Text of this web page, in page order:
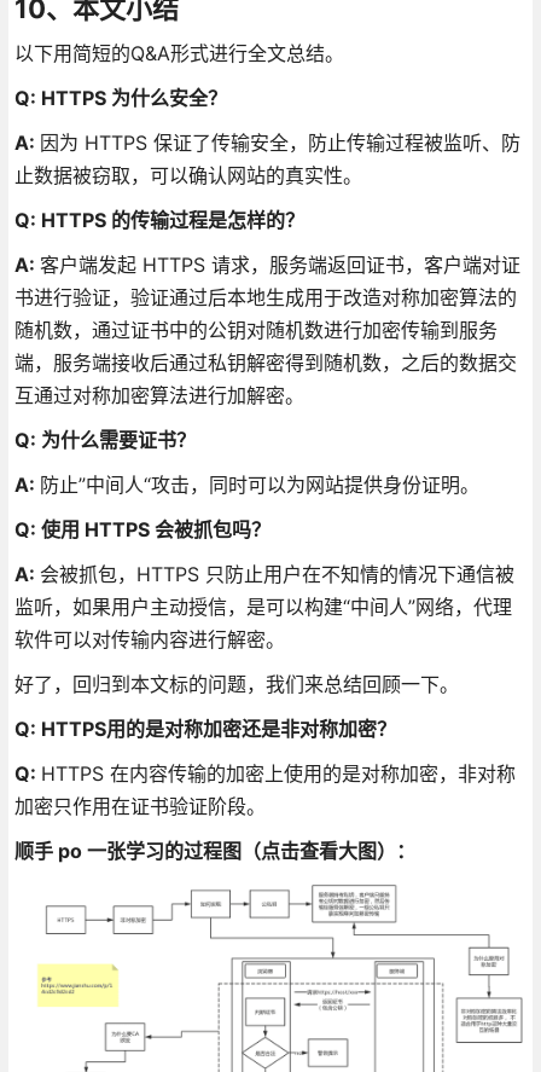
10、本文小结
以下用简短的Q&A形式进行全文总结。
Q: HTTPS 为什么安全？
A: 因为 HTTPS 保证了传输安全，防止传输过程被监听、防
止数据被窃取，可以确认网站的真实性。
Q: HTTPS 的传输过程是怎样的？
A: 客户端发起 HTTPS 请求，服务端返回证书，客户端对证
书进行验证，验证通过后本地生成用于改造对称加密算法的
随机数，通过证书中的公钥对随机数进行加密传输到服务
端，服务端接收后通过私钥解密得到随机数，之后的数据交
互通过对称加密算法进行加解密。
Q: 为什么需要证书？
A: 防止”中间人“攻击，同时可以为网站提供身份证明。
Q: 使用 HTTPS 会被抓包吗？
A: 会被抓包，HTTPS 只防止用户在不知情的情况下通信被
监听，如果用户主动授信，是可以构建“中间人”网络，代理
软件可以对传输内容进行解密。
好了，回归到本文标的问题，我们来总结回顾一下。
Q: HTTPS用的是对称加密还是非对称加密？
Q: HTTPS 在内容传输的加密上使用的是对称加密，非对称
加密只作用在证书验证阶段。
顺手 po 一张学习的过程图（点击查看大图）：